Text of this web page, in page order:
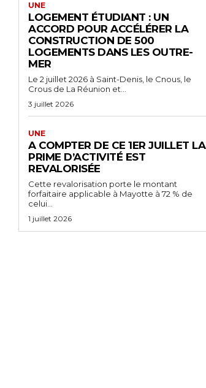
UNE
LOGEMENT ÉTUDIANT : UN
ACCORD POUR ACCÉLÉRER LA
CONSTRUCTION DE 500
LOGEMENTS DANS LES OUTRE-
MER
Le 2 juillet 2026 à Saint-Denis, le Cnous, le
Crous de La Réunion et...
3 juillet 2026
UNE
A COMPTER DE CE 1ER JUILLET LA
PRIME D’ACTIVITÉ EST
REVALORISÉE
Cette revalorisation porte le montant
forfaitaire applicable à Mayotte à 72 % de
celui...
1 juillet 2026